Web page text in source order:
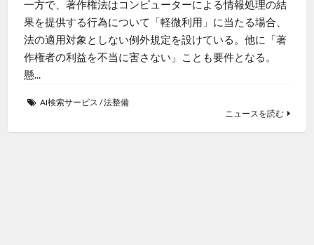
一方で、著作権法はコンピューターによる情報処理の結
果を提供する行為について「軽微利用」に当たる場合、
法の適用対象としない例外規定を設けている。他に「著
作権者の利益を不当に害さない」ことも要件となる。
懸...
AI検索サービス /法整備
ニュースを読む